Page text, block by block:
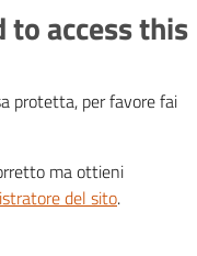
to access this
protetta, per favore fai
ma ottieni
del sito.